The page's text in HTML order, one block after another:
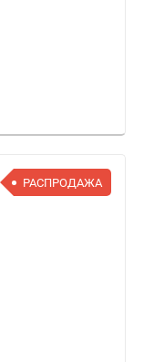
РАСПРОДАЖА